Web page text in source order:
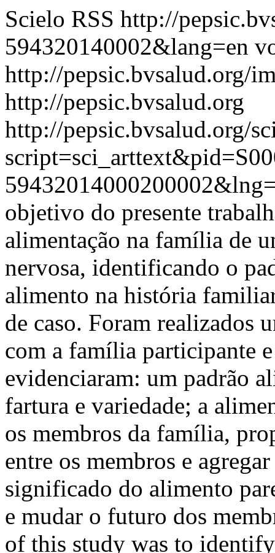
Scielo RSS http://
594320140002&lang=en
http://pepsic.bvsalud.org/
http://pepsic.bvsalud.org
http://pepsic.bvsalud.org/
objetivo do presente
alimentação na família de
nervosa, identificando o
alimento na história
de caso. Foram realizados
com a família participante
evidenciaram: um padrão
fartura e variedade; a
os membros da família,
entre os membros e
significado do alimento
e mudar o futuro dos
of this study was to